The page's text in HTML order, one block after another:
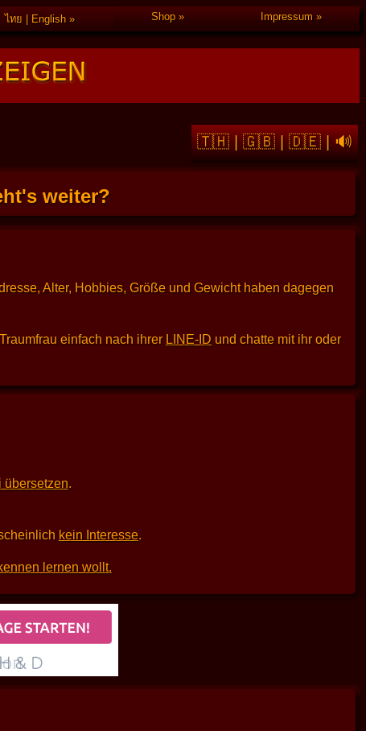
ไทย | English Shop Impressum
🇹🇭|🇬🇧|🇩🇪|🔊
weiter?
Alter, Hobbies, Größe und Gewicht haben dagegen
einfach nach ihrer LINE-ID und chatte mit ihr oder
übersetzen.
kein Interesse.
lernen wollt.